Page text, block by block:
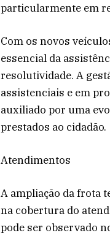
particularmente em
Com os novos
essencial da
resolutividade. A
assistenciais e em
auxiliado por uma
prestados ao cidadão.
Atendimentos
A ampliação da frota
na cobertura do
pode ser observado